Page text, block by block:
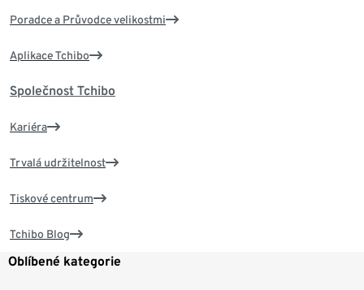
Poradce a Průvodce velikostmi
Aplikace Tchibo
Společnost Tchibo
Kariéra
Trvalá udržitelnost
Tiskové centrum
Tchibo Blog
Oblíbené kategorie